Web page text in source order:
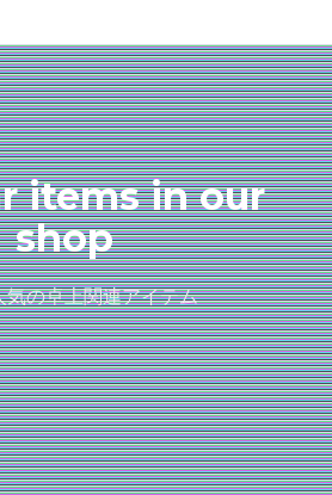
items in our
shop
気の卓上関連アイテム